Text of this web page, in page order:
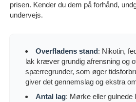
prisen. Kender du dem på forhånd,
undervejs.
Overfladens stand: Nikotin,
lak kræver grundig afrensning og
spærregrunder, som øger
giver det gennemslag og ekstra
Antal lag: Mørke eller